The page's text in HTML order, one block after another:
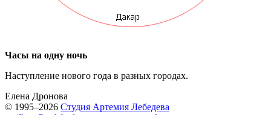
Часы на одну ночь
Наступление нового года в разных городах.
Елена Дронова
© 1995–2026 Студия Артемия Лебедева